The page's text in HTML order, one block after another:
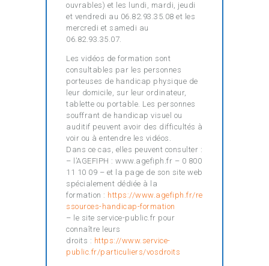
ouvrables) et les lundi, mardi, jeudi
et vendredi au 06.82.93.35.08 et les
mercredi et samedi au
06.82.93.35.07.
Les vidéos de formation sont
consultables par les personnes
porteuses de handicap physique de
leur domicile, sur leur ordinateur,
tablette ou portable. Les personnes
souffrant de handicap visuel ou
auditif peuvent avoir des difficultés à
voir ou à entendre les vidéos.
Dans ce cas, elles peuvent consulter :
– l’AGEFIPH : www.agefiph.fr – 0 800
11 10 09 – et la page de son site web
spécialement dédiée à la
formation : https://www.agefiph.fr/re
ssources-handicap-formation
– le site service-public.fr pour
connaître leurs
droits : https://www.service-
public.fr/particuliers/vosdroits